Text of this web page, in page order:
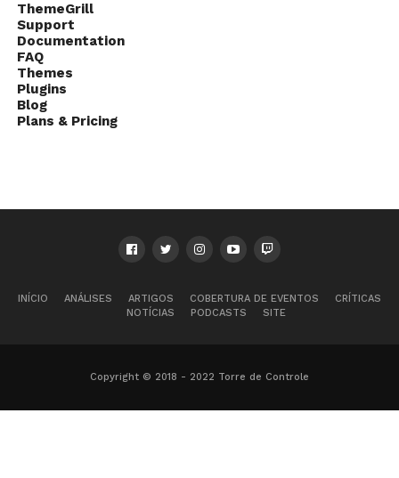
ThemeGrill
Support
Documentation
FAQ
Themes
Plugins
Blog
Plans & Pricing
INÍCIO ANÁLISES ARTIGOS COBERTURA DE EVENTOS
CRÍTICAS
NOTÍCIAS
PODCASTS SITE
Copyright © 2018 - 2022 Torre de Controle